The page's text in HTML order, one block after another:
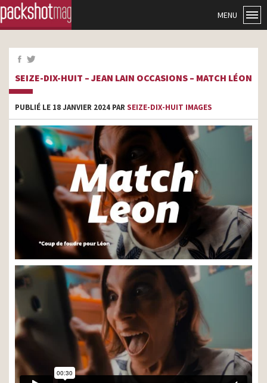
MENU
SEIZE-DIX-HUIT – JEAN LAIN OCCASIONS – MATCH LÉON
PUBLIÉ LE 18 JANVIER 2024 PARSEIZE-DIX-HUIT IMAGES